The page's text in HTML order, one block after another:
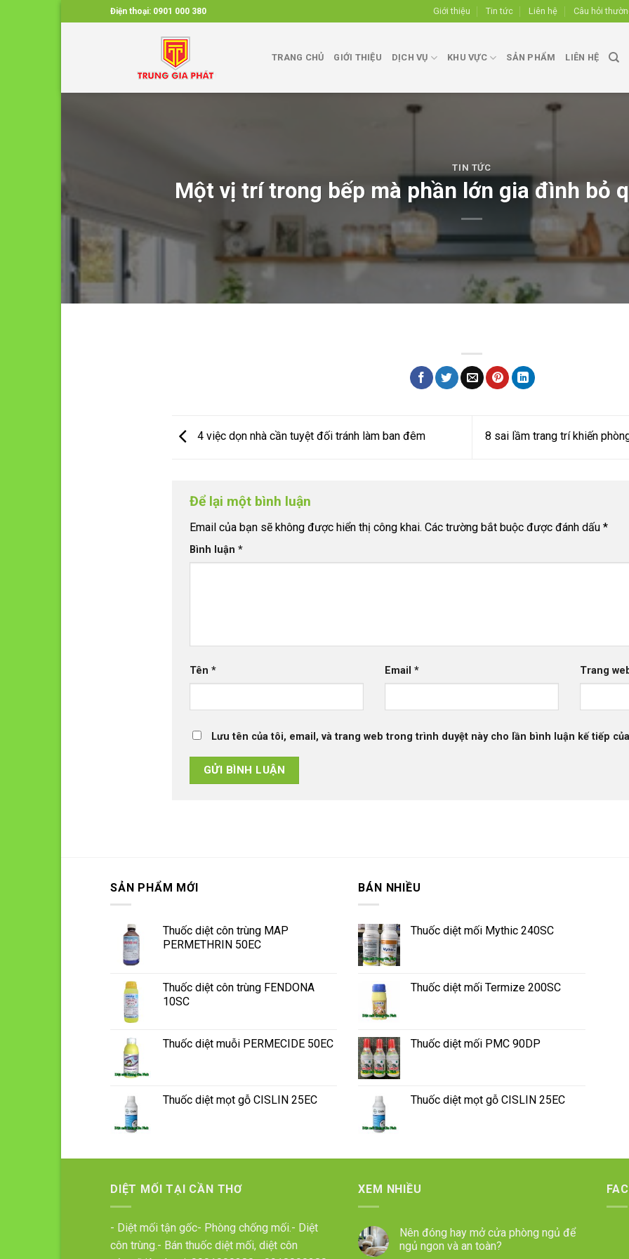
to
Điện thoại: 0901 000 380 Giới thiệu Tin tức Liên hệ Câu hỏi
TRANG CHỦ GIỚI THIỆU DỊCH VỤ KHU VỰC SẢN PHẨM LIÊN HỆ
TIN TỨC
Một vị trí trong bếp mà phần lớn gia đình bỏ
4 việc dọn nhà cần tuyệt đối tránh làm ban đêm 8 sai lầm trang trí khiến
Để lại một bình luận
Email của bạn sẽ không được hiển thị công khai. Các trường bắt buộc được đánh dấu*
Bình luận*
Tên* Email* Trang
Lưu tên của tôi, email, và trang web trong trình duyệt này cho lần bình luận kế tiếp
SẢN PHẨM MỚI
Thuốc diệt côn trùng MAP
PERMETHRIN 50EC
Thuốc diệt côn trùng FENDONA
10SC
Thuốc diệt muỗi PERMECIDE 50EC
Thuốc diệt mọt gỗ CISLIN 25EC
BÁN NHIỀU
Thuốc diệt mối Mythic 240SC
Thuốc diệt mối Termize 200SC
Thuốc diệt mối PMC 90DP
Thuốc diệt mọt gỗ CISLIN 25EC
DIỆT MỐI TẠI CẦN THƠ
- Diệt mối tận gốc- Phòng chống mối.- Diệt
côn trùng.- Bán thuốc diệt mối, diệt côn
XEM NHIỀU
Nên đóng hay mở cửa phòng ngủ để
ngủ ngon và an toàn?